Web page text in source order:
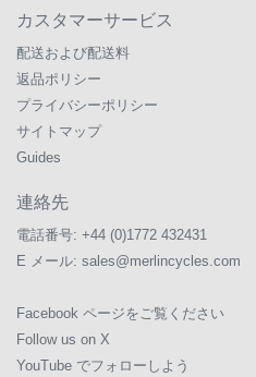
カスタマーサービス
配送および配送料
返品ポリシー
プライバシーポリシー
サイトマップ
Guides
連絡先
電話番号: +44 (0)1772 432431
E メール: sales@merlincycles.com
Facebook ページをご覧ください
Follow us on X
YouTube でフォローしよう